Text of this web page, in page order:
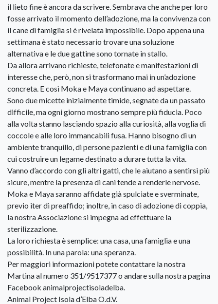
il lieto fine è ancora da scrivere. Sembrava che anche per loro
fosse arrivato il momento dell’adozione, ma la convivenza con
il cane di famiglia si è rivelata impossibile. Dopo appena una
settimana è stato necessario trovare una soluzione
alternativa e le due gattine sono tornate in stallo.
Da allora arrivano richieste, telefonate e manifestazioni di
interesse che, però, non si trasformano mai in un’adozione
concreta. E così Moka e Maya continuano ad aspettare.
Sono due micette inizialmente timide, segnate da un passato
difficile, ma ogni giorno mostrano sempre più fiducia. Poco
alla volta stanno lasciando spazio alla curiosità, alla voglia di
coccole e alle loro immancabili fusa. Hanno bisogno di un
ambiente tranquillo, di persone pazienti e di una famiglia con
cui costruire un legame destinato a durare tutta la vita.
Vanno d’accordo con gli altri gatti, che le aiutano a sentirsi più
sicure, mentre la presenza di cani tende a renderle nervose.
Moka e Maya saranno affidate già spulciate e sverminate,
previo iter di preaffido; inoltre, in caso di adozione di coppia,
la nostra Associazione si impegna ad effettuare la
sterilizzazione.
La loro richiesta è semplice: una casa, una famiglia e una
possibilità. In una parola: una speranza.
Per maggiori informazioni potete contattare la nostra
Martina al numero 351/9517377 o andare sulla nostra pagina
Facebook animalprojectisoladelba.
Animal Project Isola d’Elba O.d.V.